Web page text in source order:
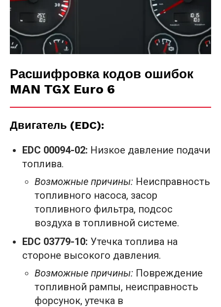
Расшифровка кодов ошибок
MAN TGX Euro 6
Двигатель (EDC):
EDC 00094-02: Низкое давление подачи
топлива.
Возможные причины: Неисправность
топливного насоса, засор
топливного фильтра, подсос
воздуха в топливной системе.
EDC 03779-10: Утечка топлива на
стороне высокого давления.
Возможные причины: Повреждение
топливной рампы, неисправность
форсунок, утечка в